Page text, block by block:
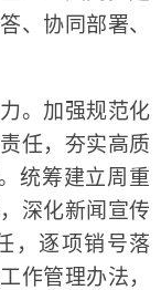
、协同部署、
。加强规范化
任，夯实高质
统筹建立周重
深化新闻宣传
，逐项销号落
作管理办法，